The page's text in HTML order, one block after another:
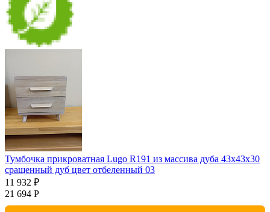
Тумбочка прикроватная Lugo R191 из массива дуба 43х43х30
сращенный дуб цвет отбеленный 03
11 932 ₽
21 694 Р